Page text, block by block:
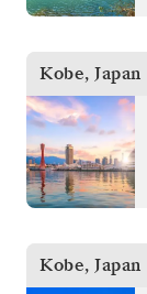
Kobe, Japan
Kobe, Japan